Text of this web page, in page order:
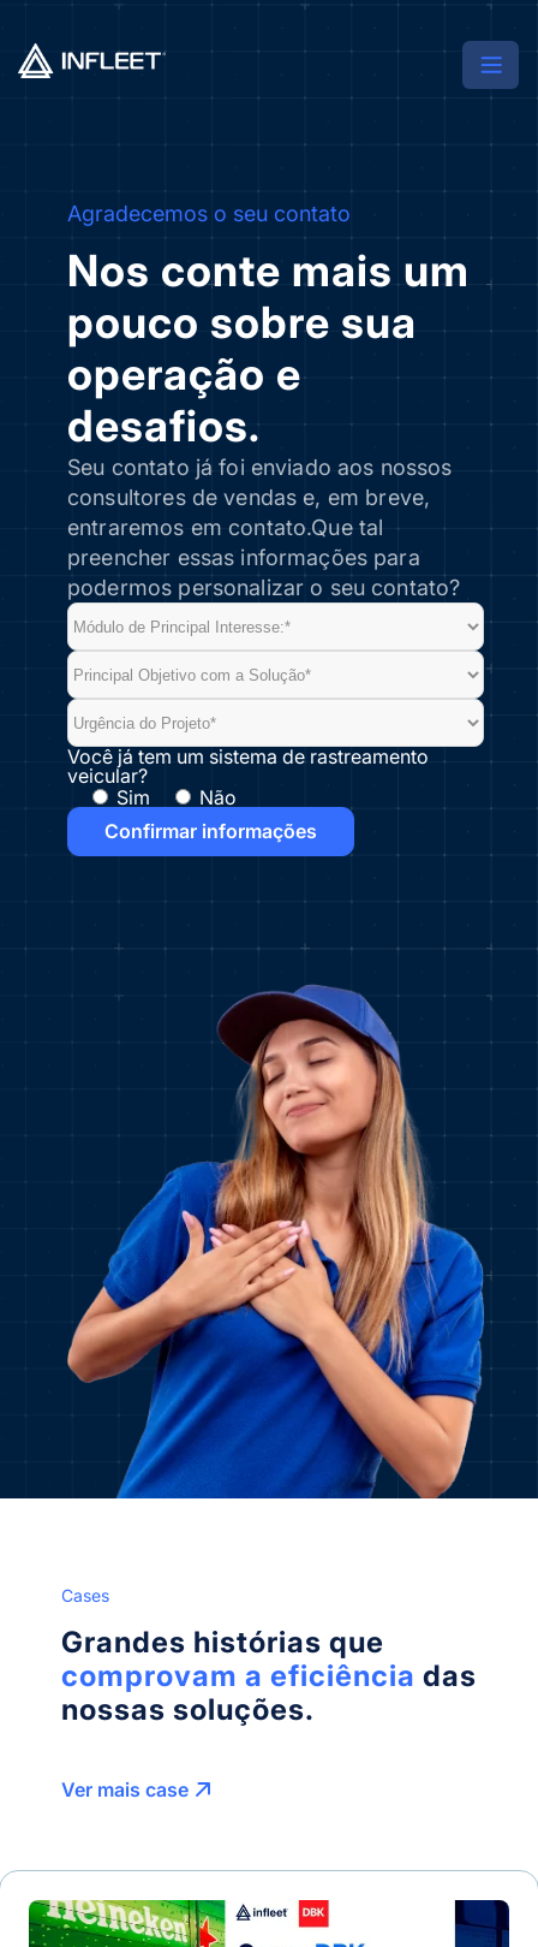
Agradecemos o seu contato
Nos conte mais um
pouco sobre sua
operação e
desafios.
Seu contato já foi enviado aos nossos
consultoresde vendas e, em breve,
entraremos em contato.Que tal
preencher essas informações para
podermos personalizar o seu contato?
Você já tem um sistema de rastreamento
veicular?
Sim
Não
Cases
Grandes histórias que
comprovam a eficiência das
nossas soluções.
Ver mais case